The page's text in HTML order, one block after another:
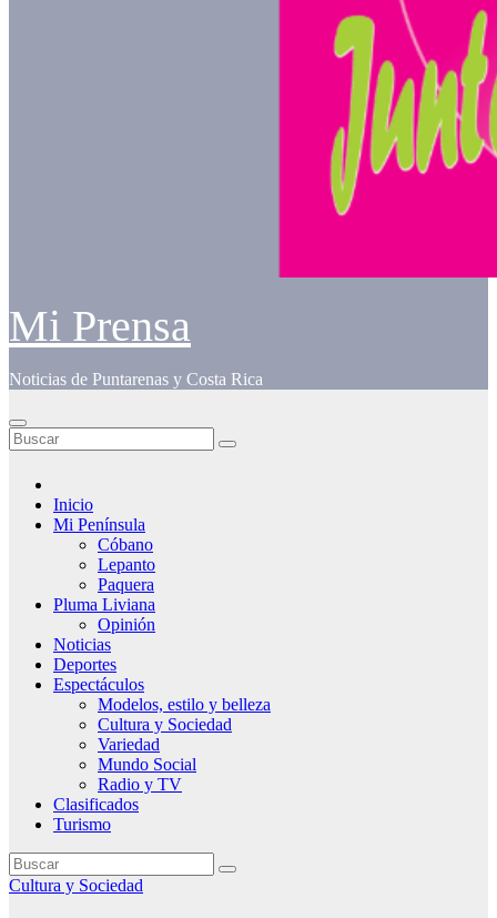
Mi Prensa
Noticias de Puntarenas y Costa Rica
Inicio
Mi Península
Cóbano
Lepanto
Paquera
Pluma Liviana
Opinión
Noticias
Deportes
Espectáculos
Modelos, estilo y belleza
Cultura y Sociedad
Variedad
Mundo Social
Radio y TV
Clasificados
Turismo
Cultura y Sociedad